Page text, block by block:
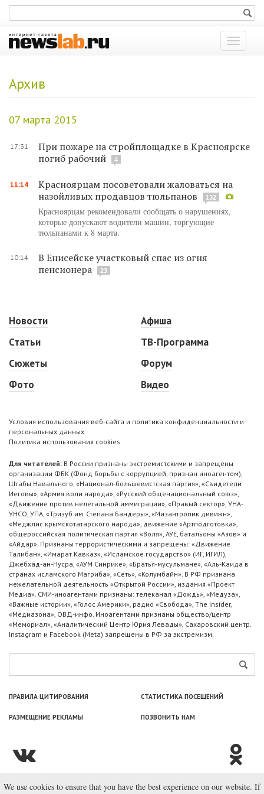
Показать
меню
Архив
07 марта 2015
17:31
При пожаре на стройплощадке в Красноярске
погиб рабочий
4
11:14
Красноярцам посоветовали жаловаться на
назойливых продавцов тюльпанов
132
Красноярцам рекомендовали сообщать о нарушениях,
которые допускают водители машин, торгующие
тюльпанами к 8 марта.
10:14
В Енисейске участковый спас из огня
пенсионера
23
Новости
Статьи
Сюжеты
Фото
Афиша
ТВ-Программа
Форум
Видео
Условия использования веб-сайта и политика конфиденциальности и
персональных данных
Политика использования cookies
Для читателей: В России признаны экстремистскими и запрещены
организации ФБК (Фонд борьбы с коррупцией, признан иноагентом),
Штабы Навального, «Национал-большевистская партия», «Свидетели
Иеговы», «Армия воли народа», «Русский общенациональный союз»,
«Движение против нелегальной иммиграции», «Правый сектор», УНА-
УНСО, УПА, «Тризуб им. Степана Бандеры», «Мизантропик дивижн»,
«Меджлис крымскотатарского народа», движение «Артподготовка»,
общероссийская политическая партия «Воля», АУЕ, батальоны «Азов» и
«Айдар». Признаны террористическими и запрещены: «Движение
Талибан», «Имарат Кавказ», «Исламское государство» (ИГ, ИГИЛ),
Джебхад-ан-Нусра, «АУМ Синрике», «Братья-мусульмане», «Аль-Каида в
странах исламского Магриба», «Сеть», «Колумбайн». В РФ признана
нежелательной деятельность «Открытой России», издания «Проект
Медиа». СМИ-иноагентами признаны: телеканал «Дождь», «Медуза»,
«Важные истории», «Голос Америки», радио «Свобода», The Insider,
«Медиазона», ОВД-инфо. Иноагентами признаны общество/центр
«Мемориал», «Аналитический Центр Юрия Левады», Сахаровский центр.
Instagram и Facebook (Metа) запрещены в РФ за экстремизм.
ПРАВИЛА ЦИТИРОВАНИЯ СТАТИСТИКА ПОСЕЩЕНИЙ
РАЗМЕЩЕНИЕ РЕКЛАМЫ ПОЗВОНИТЬ НАМ
© ООО «Лаборатория Новоcтей», 2003—2026.
We use cookies to ensure that you have the best experience on our website. If